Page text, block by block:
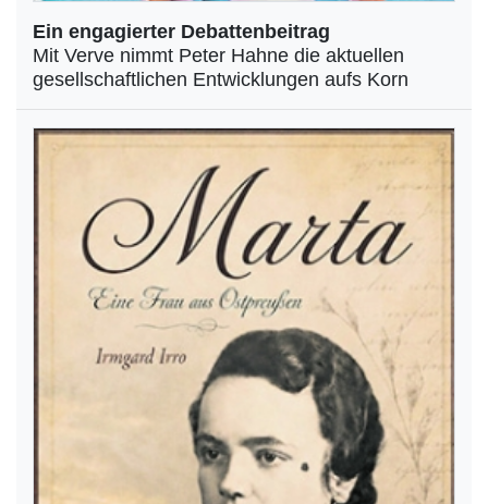
Ein engagierter Debattenbeitrag
Mit Verve nimmt Peter Hahne die aktuellen
gesellschaftlichen Entwicklungen aufs Korn